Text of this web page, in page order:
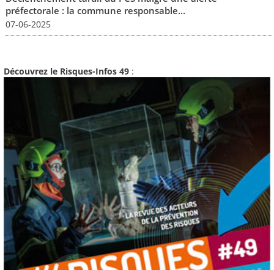
préfectorale : la commune responsable...
07-06-2025
Découvrez le Risques-Infos 49 :